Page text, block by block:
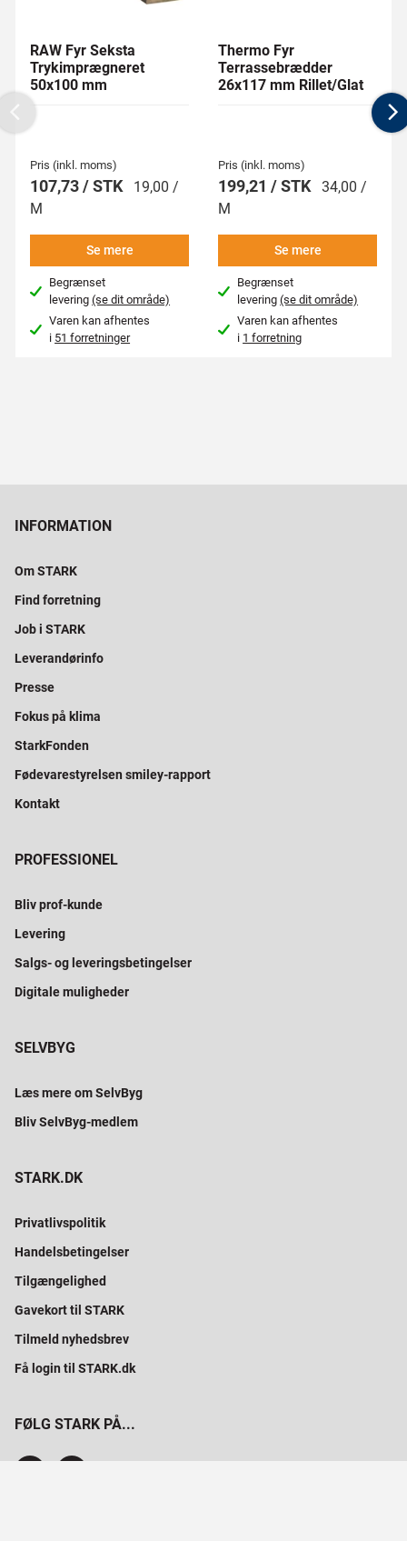
RAW Fyr Seksta
Trykimprægneret
50x100 mm
Pris (inkl. moms)
107,73 / STK
19,00 /
M
Se mere
Begrænset
levering(se dit område)
Varen kan afhentes
i 51 forretninger
Thermo Fyr
Terrassebrædder
26x117 mm Rillet/Glat
Pris (inkl. moms)
199,21 / STK 34,00 /
M
Se mere
Begrænset
levering(se dit område)
Varen kan afhentes
i 1 forretning
Previous
INFORMATION
Om STARK
Find forretning
Job i STARK
Leverandørinfo
Presse
Fokus på klima
StarkFonden
Fødevarestyrelsen smiley-rapport
Kontakt
PROFESSIONEL
Bliv prof-kunde
Levering
Salgs- og leveringsbetingelser
Digitale muligheder
SELVBYG
Læs mere om SelvByg
Bliv SelvByg-medlem
STARK.DK
Privatlivspolitik
Handelsbetingelser
Tilgængelighed
Gavekort til STARK
Tilmeld nyhedsbrev
Få login til STARK.dk
FØLG STARK PÅ...